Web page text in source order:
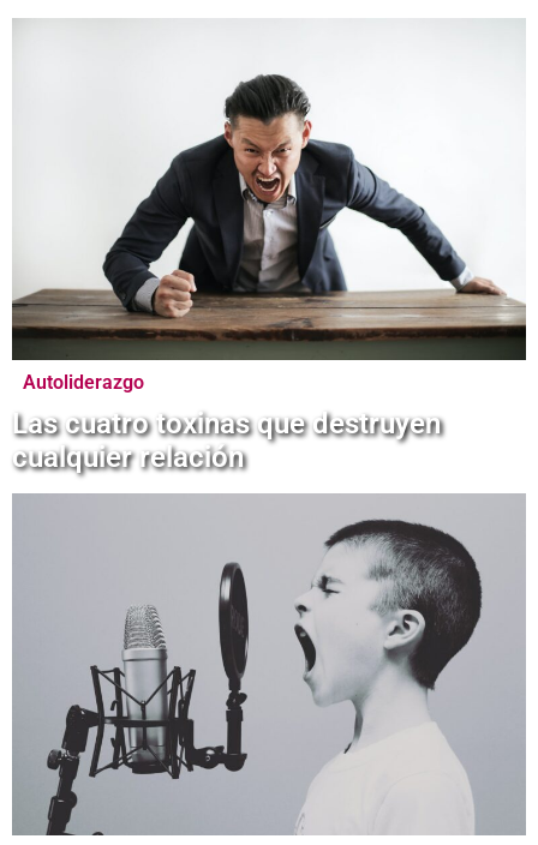
Autoliderazgo
Las cuatro toxinas que destruyen
cualquier relación